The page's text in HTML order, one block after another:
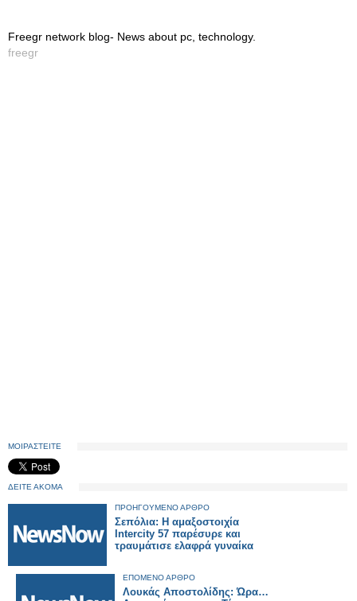
Freegr network blog- News about pc, technology.
freegr
ΜΟΙΡΑΣΤΕΙΤΕ
ΔΕΙΤΕ ΑΚΟΜΑ
ΠΡΟΗΓΟΥΜΕΝΟ ΑΡΘΡΟ
Σεπόλια: Η αμαξοστοιχία
Intercity 57 παρέσυρε και
τραυμάτισε ελαφρά γυναίκα
ΕΠΟΜΕΝΟ ΑΡΘΡΟ
Λουκάς Αποστολίδης: Ώρα…